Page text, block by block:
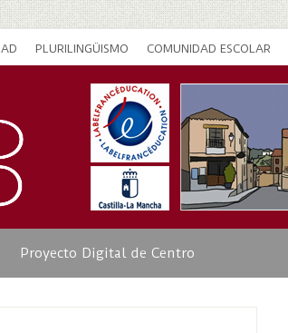
PLURILINGÜISMO COMUNIDAD ESCOLAR
Proyecto Digital de Centro